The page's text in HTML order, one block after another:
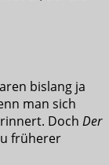
bislang ja
man sich
Doch Der
früherer